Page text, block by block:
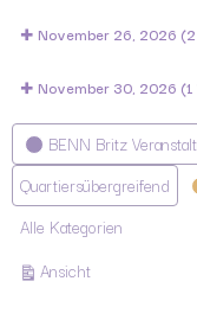
November 26, 2026
November 30, 2026
Kategorien
BENN Britz
Quartiersübergreifend
Alle Kategorien
Ansichtausdrucken